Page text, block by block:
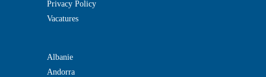
Privacy Policy
Vacatures
Albanie
Andorra